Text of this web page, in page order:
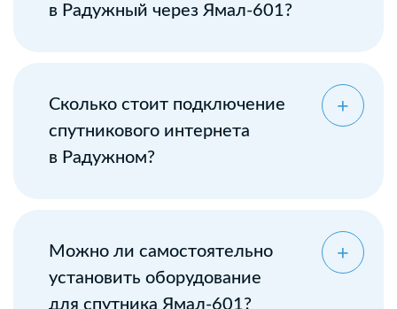
в Радужный через Ямал-601?
Сколько стоит подключение
спутникового интернета
в Радужном?
Можно ли самостоятельно
установить оборудование
для спутника Ямал-601?